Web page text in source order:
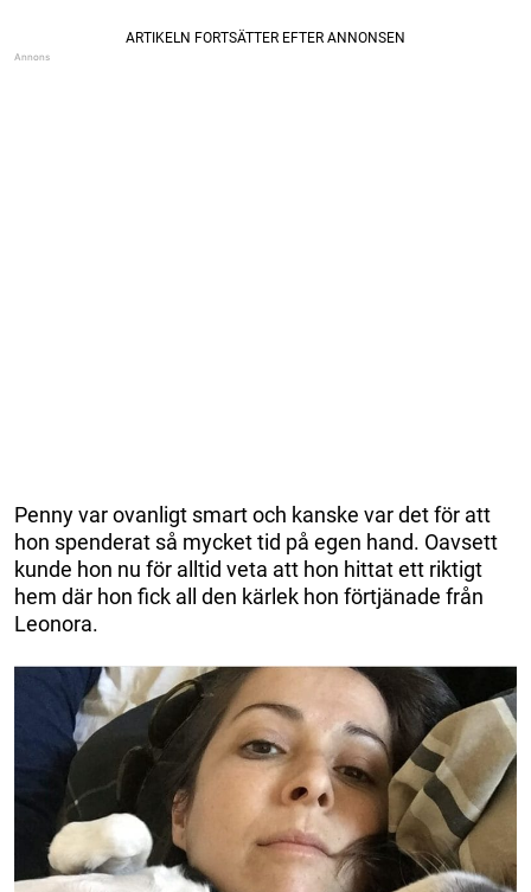
Penny var ovanligt smart och kanske var det för att
hon spenderat så mycket tid på egen hand. Oavsett
kunde hon nu för alltid veta att hon hittat ett riktigt
hem där hon fick all den kärlek hon förtjänade från
Leonora.